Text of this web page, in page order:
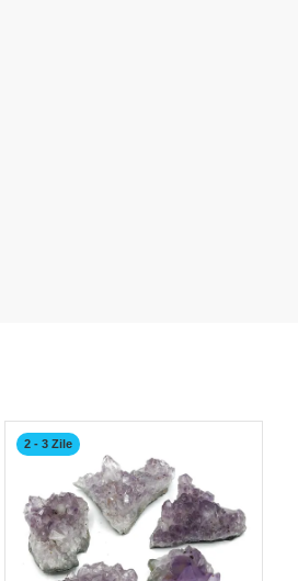
2 - 3 Zile